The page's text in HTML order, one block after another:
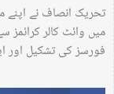
تحریک انصاف نے
میں وائٹ کالر
فورسز کی تشکیل اور